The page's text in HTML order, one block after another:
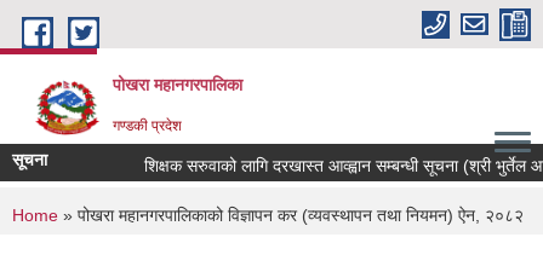
Skip to main content
पोखरा महानगरपालिका
गण्डकी प्रदेश
सूचना शिक्षक सरुवाको लागि दरखास्त आव्ह्वान सम्बन्धी सूचना (श्री भुर्तेल
You are here
Home » पोखरा महानगरपालिकाको विज्ञापन कर (व्यवस्थापन तथा नियमन) ऐन, २०८२